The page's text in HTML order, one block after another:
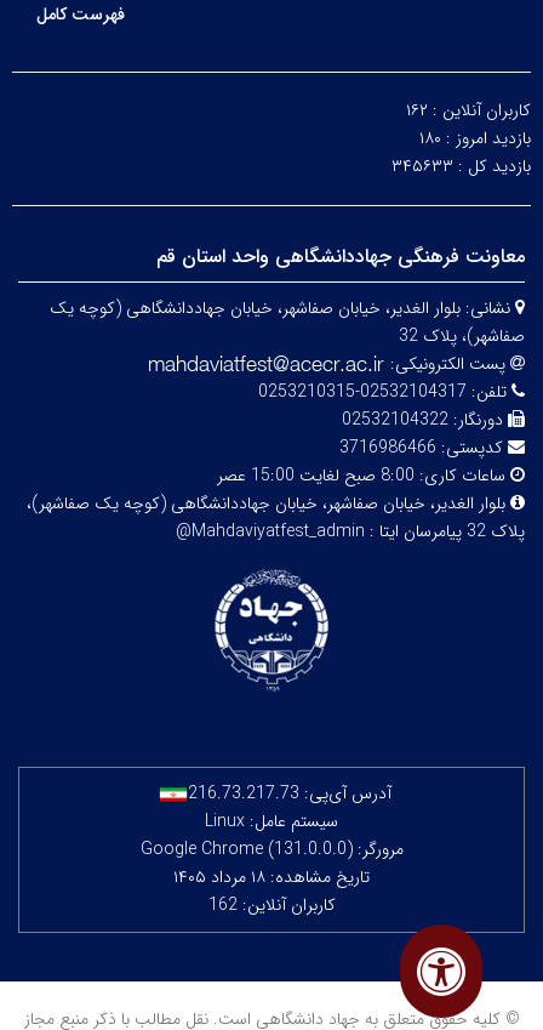
فهرست کامل
کاربران آنلاین : ۱۶۲
بازدید امروز : ۱۸۰
بازدید کل : ۳۴۵۶۳۳
معاونت فرهنگی جهاددانشگاهی واحد استان قم
نشانی: بلوار الغدیر، خیابان صفاشهر، خیابان جهاددانشگاهی (کوچه یک
صفاشهر)، پلاک 32
پست الکترونیکی:
تلفن: 02532104317-0253210315
دورنگار: 02532104322
کدپستی: 3716986466
ساعات کاری: 8:00 صبح لغایت 15:00 عصر
بلوار الغدیر، خیابان صفاشهر، خیابان جهاددانشگاهی (کوچه یک صفاشهر)،
پلاک 32
پیامرسان ایتا : Mahdaviyatfest_admin@
آدرس آی‌پی: 216.73.217.73
سیستم عامل: Linux
مرورگر: Google Chrome (131.0.0.0)
تاریخ مشاهده: ۱۸ مرداد ۱۴۰۵
کاربران آنلاین: 162
© کلیه حقوق متعلق به جهاد دانشگاهی است. نقل مطالب با ذکر منبع مجاز